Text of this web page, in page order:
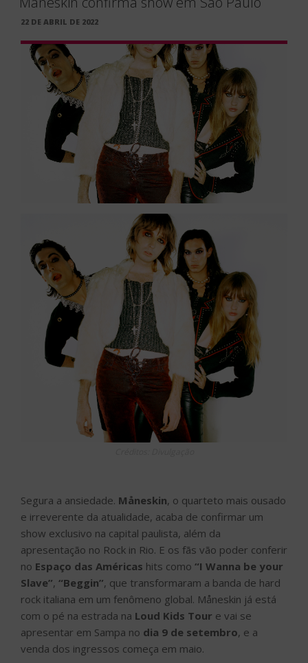
PUBLICADO
22 DE ABRIL DE 2022
Segura a ansiedade. Måneskin, o quarteto mais ousado
e irreverente da atualidade, acaba de confirmar um
show exclusivo na capital paulista, além da
apresentação no Rock in Rio. E os fãs vão poder conferir
no Espaço das Américas hits como “I Wanna be your
Slave”, “Beggin”, que transformaram a banda de hard
rock italiana em um fenômeno global. Måneskin já está
com o pé na estrada na Loud Kids Tour e vai se
apresentar em Sampa no dia 9 de setembro, e a
venda dos ingressos começa em maio.